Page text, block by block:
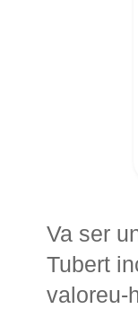
Va ser
Tubert
valoreu-